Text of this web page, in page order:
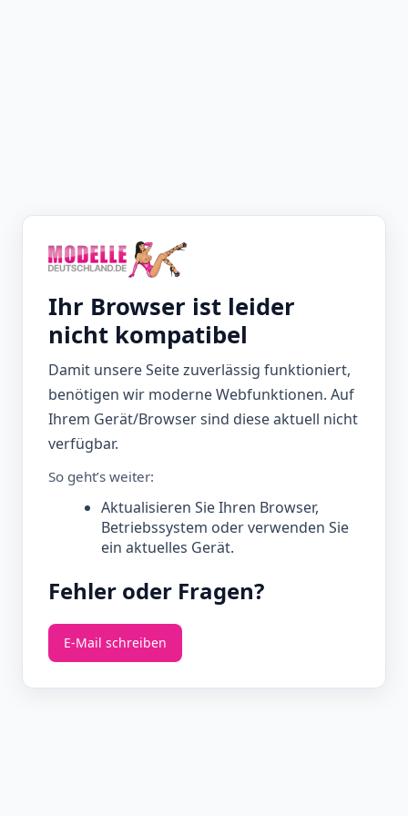
Ihr Browser ist leider
nicht kompatibel
Damit unsere Seite zuverlässig funktioniert,
benötigen wir moderne Webfunktionen. Auf
Ihrem Gerät/Browser sind diese aktuell nicht
verfügbar.
So geht’s weiter:
Aktualisieren Sie Ihren Browser,
Betriebssystem oder verwenden Sie
ein aktuelles Gerät.
Fehler oder Fragen?
E‑Mail schreiben